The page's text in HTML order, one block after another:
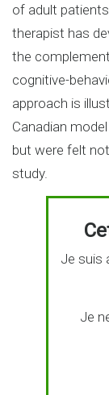
of adult
therapist has
the
cognitive-
approach is
Canadian
but were felt
study.
Je suis
Je